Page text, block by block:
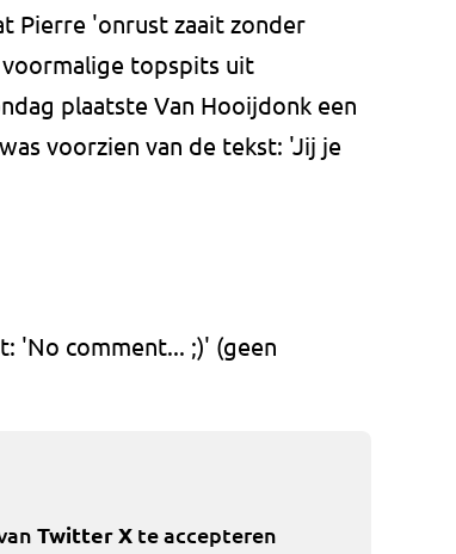
Pierre 'onrust zaait zonder
voormalige topspits uit
plaatste Van Hooijdonk een
voorzien van de tekst: 'Jij je
'No comment... ;)' (geen
Twitter Xte accepteren